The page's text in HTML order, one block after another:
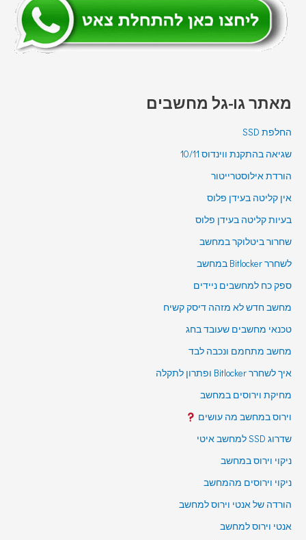
מאתר גו-גל מחשבים
החלפת SSD
שגיאה בהתקנת ווינדוס 10/11
הורדת אילוסטרייטור
אין קליטה בעידן פלוס
בעיות קליטה בעידן פלוס
שחרור ביטלוקר במחשב
לשחרר Bitlocker במחשב
ספק כח למחשבים ניידים
מחשב חדש לא מזהה דיסק קשיח
טכנאי מחשבים שעובד בחג
מחשב מתחמם ונכבה לבד
איך לשחרר Bitlocker ופתרון לתקלה
מחיקת וירוסים במחשב
וירוס במחשב מה עושים
שדרוג SSD למחשב איטי
ניקוי וירוס במחשב
ניקוי וירוסים מהמחשב
הורדה של אנטי וירוס למחשב
אנטי וירוס למחשב